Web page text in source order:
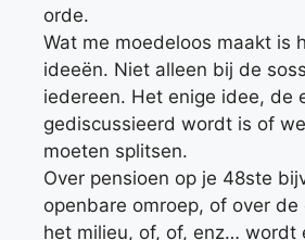
orde.
Wat me moedeloos maakt is
ideeën. Niet alleen bij de
iedereen. Het enige idee, de
gediscussieerd wordt is of
moeten splitsen.
Over pensioen op je 48ste
openbare omroep, of over
het milieu, of, of, enz… wordt